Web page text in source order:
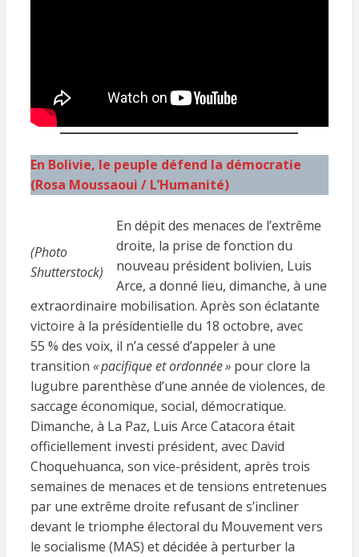
En Bolivie, le peuple défend la démocratie
(Rosa Moussaoui / L’Humanité)
(Photo
Shutterstock)
En dépit des menaces de l’extrême
droite, la prise de fonction du
nouveau président bolivien, Luis
Arce, a donné lieu, dimanche, à une
extraordinaire mobilisation. Après son éclatante
victoire à la présidentielle du 18 octobre, avec
55 % des voix, il n’a cessé d’appeler à une
transition « pacifique et ordonnée » pour clore la
lugubre parenthèse d’une année de violences, de
saccage économique, social, démocratique.
Dimanche, à La Paz, Luis Arce Catacora était
officiellement investi président, avec David
Choquehuanca, son vice-président, après trois
semaines de menaces et de tensions entretenues
par une extrême droite refusant de s’incliner
devant le triomphe électoral du Mouvement vers
le socialisme (MAS) et décidée à perturber la